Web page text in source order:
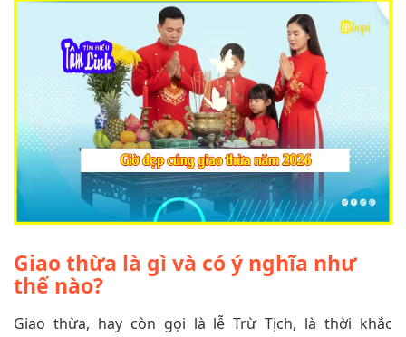
Giao thừa là gì và có ý nghĩa như
thế nào?
Giao thừa, hay còn gọi là lễ Trừ Tịch, là thời khắc